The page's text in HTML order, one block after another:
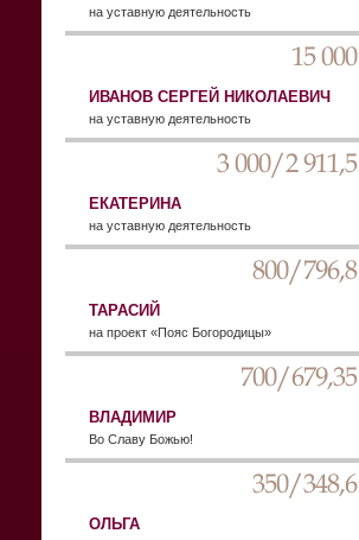
на уставную деятельность
15 000
ИВАНОВ СЕРГЕЙ НИКОЛАЕВИЧ
на уставную деятельность
3 000/2 911,5
ЕКАТЕРИНА
на уставную деятельность
800/796,8
ТАРАСИЙ
на проект «Пояс Богородицы»
700/679,35
ВЛАДИМИР
Во Славу Божью!
350/348,6
ОЛЬГА